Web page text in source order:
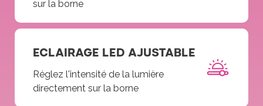
sur la borne
ECLAIRAGE LED AJUSTABLE
Réglez l'intensité de la lumière
directement sur la borne